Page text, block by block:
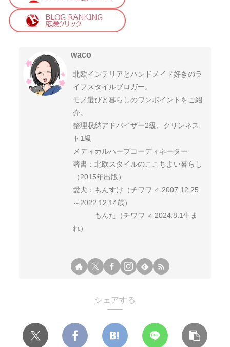
waco
北欧インテリアとハンドメイド好きのラ
イフスタイルブロガー。
モノ選びと暮らしのワンポイントをご紹
介。
整理収納アドバイザー2級、クリンネス
ト1級
メディカルハーブコーディネーター
著書：北欧スタイルのここちよい暮らし
（2015年出版）
愛犬：もんすけ（チワワ ♂ 2007.12.25
～2022.12 14歳）
もんた（チワワ ♂ 2024.8.1生ま
れ）
シェアする